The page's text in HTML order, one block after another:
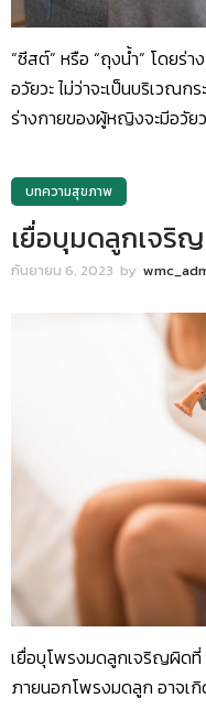
“ซีสต์” หรือ “ถุงน้ำ” โดยร่
อวัยวะ ไม่ว่าจะเป็นบริเวณ
ร่างกายของผู้หญิงจะมีอวัย
บทความสุขภาพ
เยื่อบุมดลูกเจริ
กันยายน 6, 2023 by
เยื่อบุโพรงมดลูกเจริญผิดที่
ภายนอกโพรงมดลูก อาจเ